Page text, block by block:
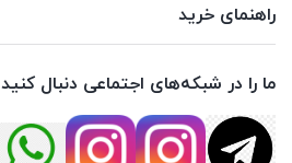
راهنمای خرید
ما را در شبکه‌های اجتماعی دنبال کنید